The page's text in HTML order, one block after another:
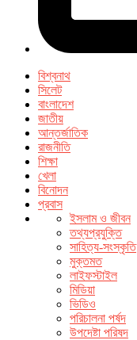
বিশ্বনাথ
সিলেট
বাংলাদেশ
জাতীয়
আন্তর্জাতিক
রাজনীতি
শিক্ষা
খেলা
বিনোদন
প্রবাস
ইসলাম ও জীবন
তথ্যপ্রযুক্তি
সাহিত্য-সংস্কৃতি
মুক্তমত
লাইফস্টাইল
মিডিয়া
ভিডিও
পরিচালনা পর্ষদ
উপদেষ্টা পরিষদ